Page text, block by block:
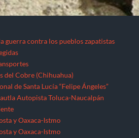
guerra contra los pueblos zapatistas
del Cobre (Chihuahua)
de Santa Lucía “Felipe Ángeles”
Autopista Toluca-Naucalpán
y Oaxaca-Istmo
y Oaxaca-Istmo